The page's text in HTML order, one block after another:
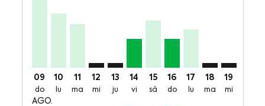
09
do
AGO.
10
lu
11
ma
12
mi
13
ju
14
vi
15
sá
16
do
17
lu
18
ma
19
mi